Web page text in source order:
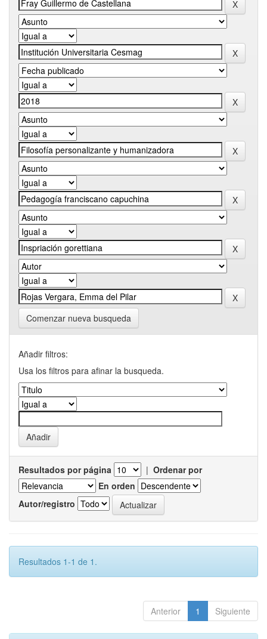
Comenzar nueva busqueda
Añadir filtros:
Usa los filtros para afinar la busqueda.
Resultados por página | Ordenar por
En orden
Autor/registro
Resultados 1-1 de 1.
Anterior 1 Siguiente